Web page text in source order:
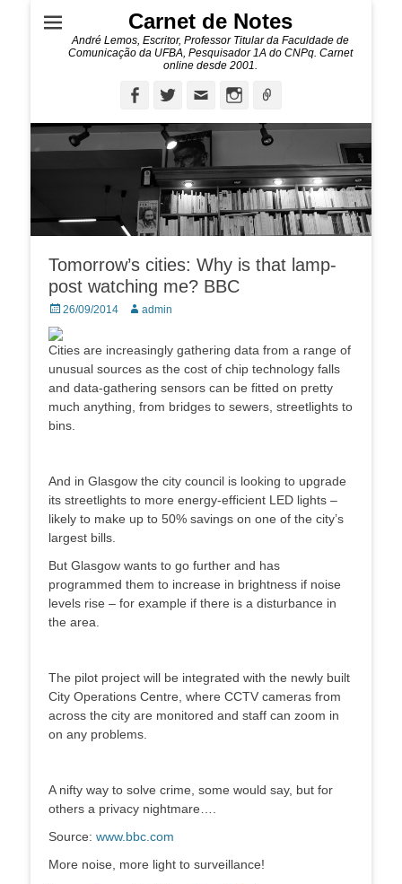
Carnet de Notes
André Lemos, Escritor, Professor Titular da Faculdade de
Comunicação da UFBA, Pesquisador 1A do CNPq. Carnet
online desde 2001.
FacebookTwitterEmail Instagram
Tomorrow’s cities: Why is that lamp-
post watching me? BBC
Posted
on
26/09/2014 Autor:admin
Cities are increasingly gathering data from a range of
unusual sources as the cost of chip technology falls
and data-gathering sensors can be fitted on pretty
much anything, from bridges to sewers, streetlights to
bins.
And in Glasgow the city council is looking to upgrade
its streetlights to more energy-efficient LED lights –
likely to make up to 50% savings on one of the city’s
largest bills.
But Glasgow wants to go further and has
programmed them to increase in brightness if noise
levels rise – for example if there is a disturbance in
the area.
The pilot project will be integrated with the newly built
City Operations Centre, where CCTV cameras from
across the city are monitored and staff can zoom in
on any problems.
A nifty way to solve crime, some would say, but for
others a privacy nightmare….
Source: www.bbc.com
More noise, more light to surveillance!